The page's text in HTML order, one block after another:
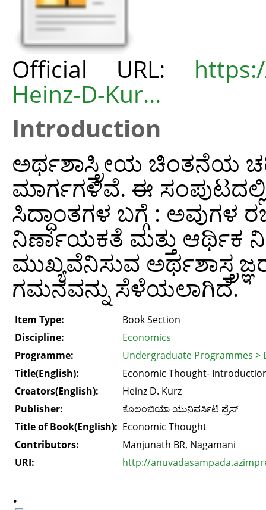
Official URL:
Heinz-D-Kur...
Introduction
ಅರ್ಥಶಾಸ್ತ್ರೀಯ ಚಿಂತನೆಯ
ಮಾರ್ಗಗಳಿವೆ. ಈ ಸಂಪುಟದಲ್ಲಿ
ಸಿದ್ಧಾಂತಗಳ ಬಗ್ಗೆ : ಅವುಗಳ
ನಿರ್ಣಾಯಕತೆ ಮತ್ತು ಆರ್ಥಿಕ
ಮುಖ್ಯವೆನಿಸುವ
ಗಮನವನ್ನು ಸೆಳೆಯಲಾಗಿದೆ.
Item Type:
Book Section
Discipline:
Economics
Programme:
Undergraduate Programmes >
Title(English):
Economic Thought-
Creators(English):
Heinz D. Kurz
Publisher:
ಕೊಲಂಬಿಯಾ ಯುನಿವರ್ಸಿಟಿ ಪ್ರೆಸ್‌
Title of Book(English): Economic Thought
Contributors:
Manjunath BR, Nagamani
URI:
http://
.